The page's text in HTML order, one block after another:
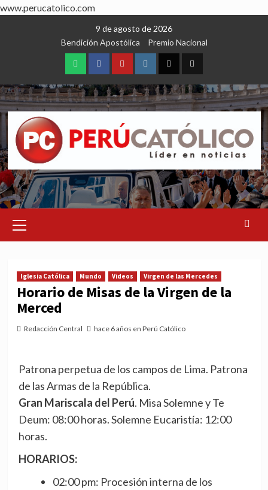
www.perucatolico.com
9 de agosto de 2026
Bendición Apostólica
Premio Nacional
WhatsAppFacebookYoutubeInstagram
X TikTok
Menu
Iglesia Católica Mundo Videos Virgen de las Mercedes
Horario de Misas de la Virgen de la
Merced
Redacción Central hace 6 años en Perú Católico
Patrona perpetua de los campos de Lima. Patrona
de las Armas de la República.
Gran Mariscala del Perú. Misa Solemne y Te
Deum: 08:00 horas. Solemne Eucaristía: 12:00
horas.
HORARIOS:
02:00 pm: Procesión interna de los